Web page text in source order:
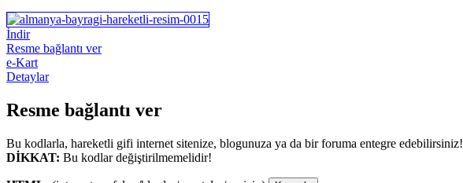
İndir
Resme bağlantı ver
e-Kart
Detaylar
Resme bağlantı ver
Bu kodlarla, hareketli gifi internet sitenize, blogunuza ya da bir foruma entegre edebilirsiniz!
DİKKAT: Bu kodlar değiştirilmemelidir!